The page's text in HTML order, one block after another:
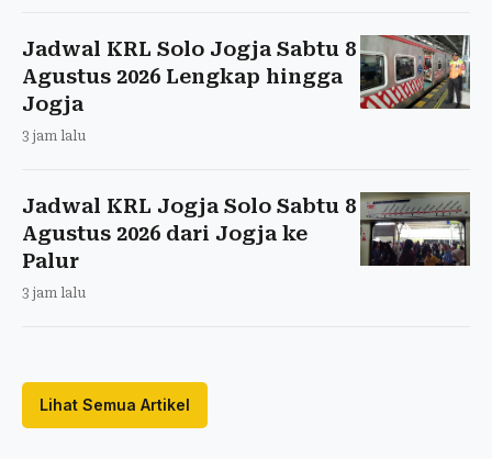
Jadwal KRL Solo Jogja Sabtu 8
Agustus 2026 Lengkap hingga
Jogja
3 jam lalu
Jadwal KRL Jogja Solo Sabtu 8
Agustus 2026 dari Jogja ke
Palur
3 jam lalu
Lihat Semua Artikel